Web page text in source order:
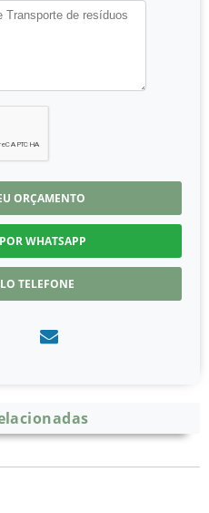
ORÇAMENTO
WHATSAPP
TELEFONE